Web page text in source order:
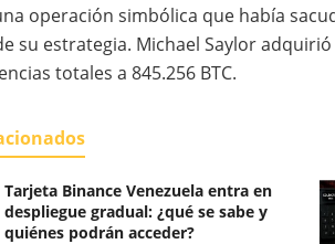
operación simbólica que había
su estrategia. Michael Saylor
totales a 845.256 BTC.
Tarjeta Binance Venezuela entra en
despliegue gradual: ¿qué se sabe y
quiénes podrán acceder?